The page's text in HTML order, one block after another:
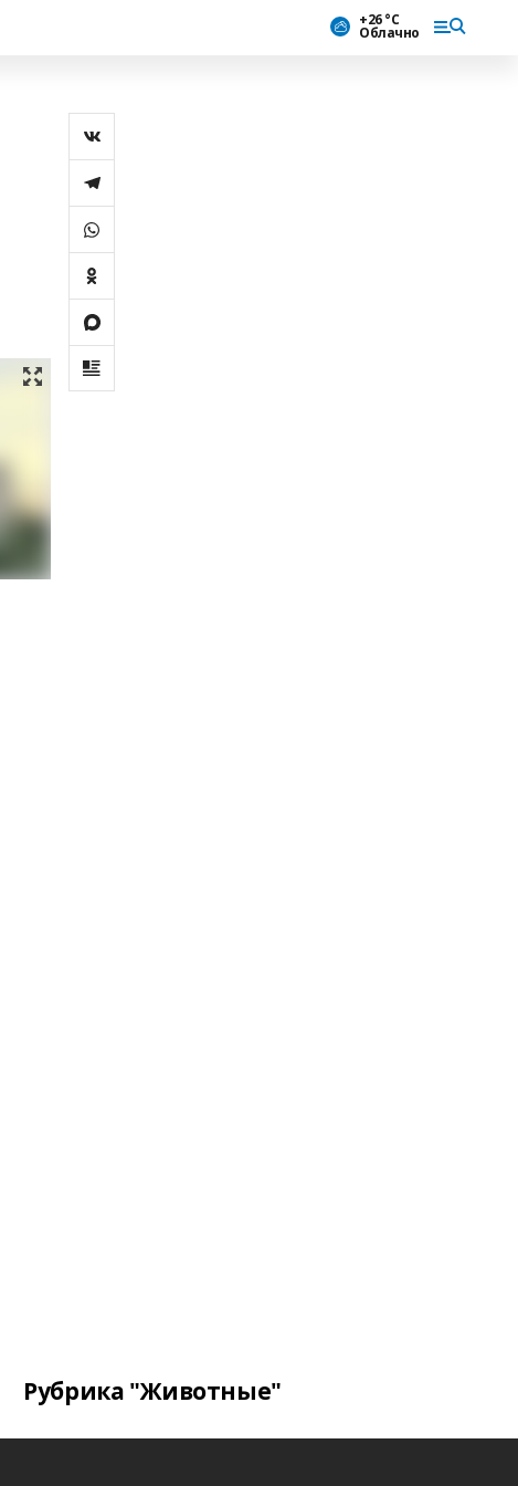
+26 °С
Облачно
Рубрика "Животные"